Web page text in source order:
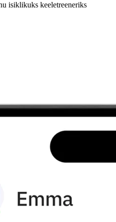
isiklikuks keeletreeneriks